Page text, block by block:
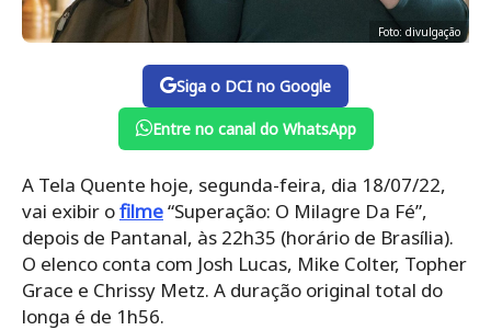
Foto: divulgação
Siga o DCI no Google
Entre no canal do WhatsApp
A Tela Quente hoje, segunda-feira, dia 18/07/22,
vai exibir ofilme“Superação: O Milagre Da Fé”,
depois de Pantanal, às 22h35 (horário de Brasília).
O elenco conta com Josh Lucas, Mike Colter, Topher
Grace e Chrissy Metz. A duração original total do
longa é de 1h56.